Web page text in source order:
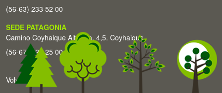
(56-63) 233 52 00
SEDE PATAGONIA
Camino Coyhaique Alto Km. 4,5. Coyhaique
(56-67) 226 25 00
Volver arriba